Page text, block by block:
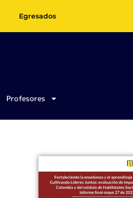
Egresados
Profesores